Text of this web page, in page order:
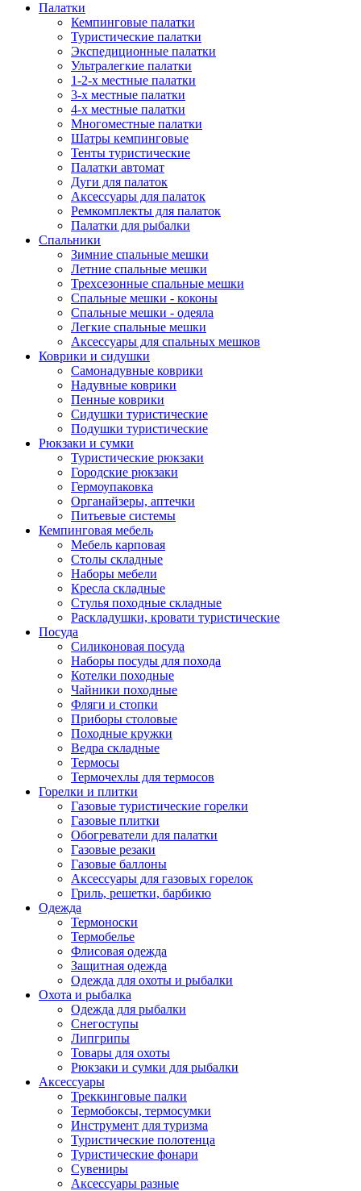
Палатки
Кемпинговые палатки
Туристические палатки
Экспедиционные палатки
Ультралегкие палатки
1-2-x местные палатки
3-х местные палатки
4-х местные палатки
Многоместные палатки
Шатры кемпинговые
Тенты туристические
Палатки автомат
Дуги для палаток
Аксессуары для палаток
Ремкомплекты для палаток
Палатки для рыбалки
Спальники
Зимние спальные мешки
Летние спальные мешки
Трехсезонные спальные мешки
Спальные мешки - коконы
Спальные мешки - одеяла
Легкие спальные мешки
Аксессуары для спальных мешков
Коврики и сидушки
Самонадувные коврики
Надувные коврики
Пенные коврики
Сидушки туристические
Подушки туристические
Рюкзаки и сумки
Туристические рюкзаки
Городские рюкзаки
Гермоупаковка
Органайзеры, аптечки
Питьевые системы
Кемпинговая мебель
Мебель карповая
Столы складные
Наборы мебели
Кресла складные
Стулья походные складные
Раскладушки, кровати туристические
Посуда
Силиконовая посуда
Наборы посуды для похода
Котелки походные
Чайники походные
Фляги и стопки
Приборы столовые
Походные кружки
Ведра складные
Термосы
Термочехлы для термосов
Горелки и плитки
Газовые туристические горелки
Газовые плитки
Обогреватели для палатки
Газовые резаки
Газовые баллоны
Аксессуары для газовых горелок
Гриль, решетки, барбикю
Одежда
Термоноски
Термобелье
Флисовая одежда
Защитная одежда
Одежда для охоты и рыбалки
Охота и рыбалка
Одежда для рыбалки
Снегоступы
Липгрипы
Товары для охоты
Рюкзаки и сумки для рыбалки
Аксессуары
Треккинговые палки
Термобоксы, термосумки
Инструмент для туризма
Туристические полотенца
Туристические фонари
Сувениры
Аксессуары разные